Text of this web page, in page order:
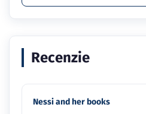
Recenzie
Nessi and her books